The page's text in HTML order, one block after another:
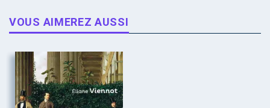
VOUS AIMEREZ AUSSI